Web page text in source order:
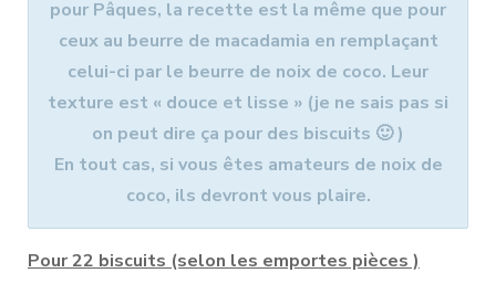
pour Pâques, la recette est la même que pour
ceux au beurre de macadamia en remplaçant
celui-ci par le beurre de noix de coco. Leur
texture est « douce et lisse » (je ne sais pas si
on peut dire ça pour des biscuits 🙂 )
En tout cas, si vous êtes amateurs de noix de
coco, ils devront vous plaire.
Pour 22 biscuits (selon les emportes pièces )